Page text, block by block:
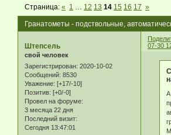
Гранатометы - подствольные,
Страница:« 1 12 13 14 15 16 17 »
07-30
Штепсель
свой человек
Зарегистрирован: 2020-10-02
Сообщений: 8530
Уважение: [+17/-10]
Позитив: [+0/-0]
Провел на форуме:
3 месяца 22 дня
Последний визит:
Сегодня 13:47:01
А